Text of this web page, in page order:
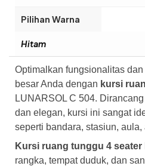
Pilihan Warna
Hitam
Optimalkan fungsionalitas
besar Anda dengan kursi
LUNARSOL C 504.
dan elegan, kursi ini sangat
seperti bandara, stasiun, aula,
Kursi ruang tunggu 4 seater
rangka, tempat duduk, dan